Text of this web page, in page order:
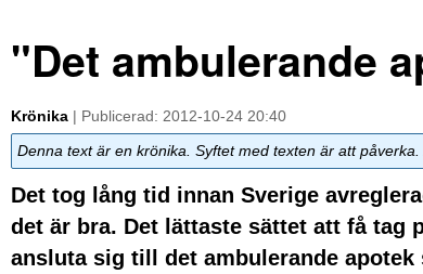
"Det ambulerande
Krönika | Publicerad: 2012-10-24 20:40
Denna text är en krönika. Syftet med texten är att
Det tog lång tid innan Sverige
det är bra. Det lättaste sättet att få
ansluta sig till det ambulerande apotek